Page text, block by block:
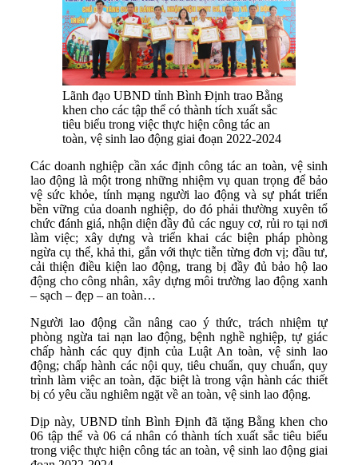
Lãnh đạo UBND tỉnh Bình Định trao Bằng
khen cho các tập thể có thành tích xuất sắc
tiêu biểu trong việc thực hiện công tác an
toàn, vệ sinh lao động giai đoạn 2022-2024
Các doanh nghiệp cần xác định công tác an toàn, vệ sinh
lao động là một trong những nhiệm vụ quan trọng để bảo
vệ sức khỏe, tính mạng người lao động và sự phát triển
bền vững của doanh nghiệp, do đó phải thường xuyên tổ
chức đánh giá, nhận diện đầy đủ các nguy cơ, rủi ro tại nơi
làm việc; xây dựng và triển khai các biện pháp phòng
ngừa cụ thể, khả thi, gắn với thực tiễn từng đơn vị; đầu tư,
cải thiện điều kiện lao động, trang bị đầy đủ bảo hộ lao
động cho công nhân, xây dựng môi trường lao động xanh
– sạch – đẹp – an toàn…
Người lao động cần nâng cao ý thức, trách nhiệm tự
phòng ngừa tai nạn lao động, bệnh nghề nghiệp, tự giác
chấp hành các quy định của Luật An toàn, vệ sinh lao
động; chấp hành các nội quy, tiêu chuẩn, quy chuẩn, quy
trình làm việc an toàn, đặc biệt là trong vận hành các thiết
bị có yêu cầu nghiêm ngặt về an toàn, vệ sinh lao động.
Dịp này, UBND tỉnh Bình Định đã tặng Bằng khen cho
06 tập thể và 06 cá nhân có thành tích xuất sắc tiêu biểu
trong việc thực hiện công tác an toàn, vệ sinh lao động giai